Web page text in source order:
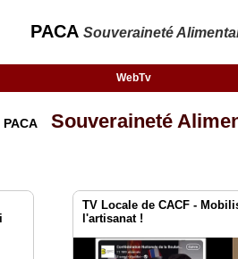
PACA Souveraineté
WebTv
Souveraineté
TV Locale de CACF -
l'artisanat !